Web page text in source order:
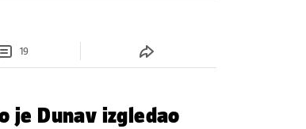
19
je Dunav izgledao